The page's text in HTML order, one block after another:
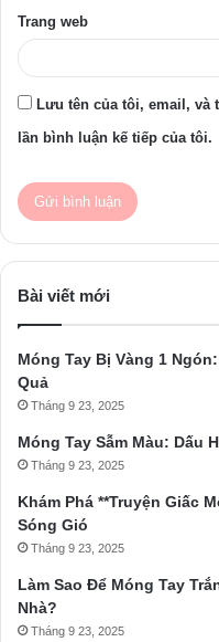
Trang web
Lưu tên của tôi, email, và
lần bình luận kế tiếp của tôi.
Bài viết mới
Móng Tay Bị Vàng 1
Quả
Tháng 9 23, 2025
Móng Tay Sẫm Màu: Dấu
Tháng 9 23, 2025
Khám Phá **Truyện Giấc
Sóng Gió
Tháng 9 23, 2025
Làm Sao Để Móng Tay
Nhà?
Tháng 9 23, 2025